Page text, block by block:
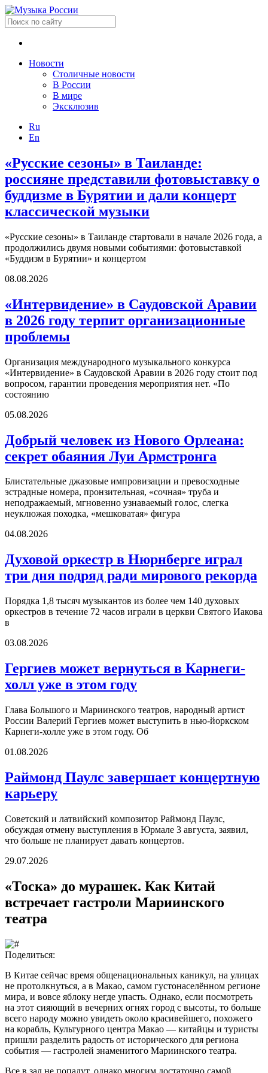
Новости
Столичные новости
В России
В мире
Эксклюзив
Ru
En
«Русские сезоны» в Таиланде:
россияне представили фотовыставку о
буддизме в Бурятии и дали концерт
классической музыки
«Русские сезоны» в Таиланде стартовали в начале 2026 года, а
продолжились двумя новыми событиями: фотовыставкой
«Буддизм в Бурятии» и концертом
08.08.2026
«Интервидение» в Саудовской Аравии
в 2026 году терпит организационные
проблемы
Организация международного музыкального конкурса
«Интервидение» в Саудовской Аравии в 2026 году стоит под
вопросом, гарантии проведения мероприятия нет. «По
состоянию
05.08.2026
Добрый человек из Нового Орлеана:
секрет обаяния Луи Армстронга
Блистательные джазовые импровизации и превосходные
эстрадные номера, пронзительная, «сочная» труба и
неподражаемый, мгновенно узнаваемый голос, слегка
неуклюжая походка, «мешковатая» фигура
04.08.2026
Духовой оркестр в Нюрнберге играл
три дня подряд ради мирового рекорда
Порядка 1,8 тысяч музыкантов из более чем 140 духовых
оркестров в течение 72 часов играли в церкви Святого Иакова
в
03.08.2026
Гергиев может вернуться в Карнеги-
холл уже в этом году
Глава Большого и Мариинского театров, народный артист
России Валерий Гергиев может выступить в нью-йоркском
Карнеги-холле уже в этом году. Об
01.08.2026
Раймонд Паулс завершает концертную
карьеру
Советский и латвийский композитор Раймонд Паулс,
обсуждая отмену выступления в Юрмале 3 августа, заявил,
что больше не планирует давать концертов.
29.07.2026
«Тоска» до мурашек. Как Китай
встречает гастроли Мариинского
театра
Поделиться:
В Китае сейчас время общенациональных каникул, на улицах
не протолкнуться, а в Макао, самом густонаселённом регионе
мира, и вовсе яблоку негде упасть. Однако, если посмотреть
на этот сияющий в вечерних огнях город с высоты, то больше
всего народу можно увидеть около красивейшего, похожего
на корабль, Культурного центра Макао — китайцы и туристы
пришли разделить радость от исторического для региона
события — гастролей знаменитого Мариинского театра.
Все в зал не попадут, однако многим достаточно самой